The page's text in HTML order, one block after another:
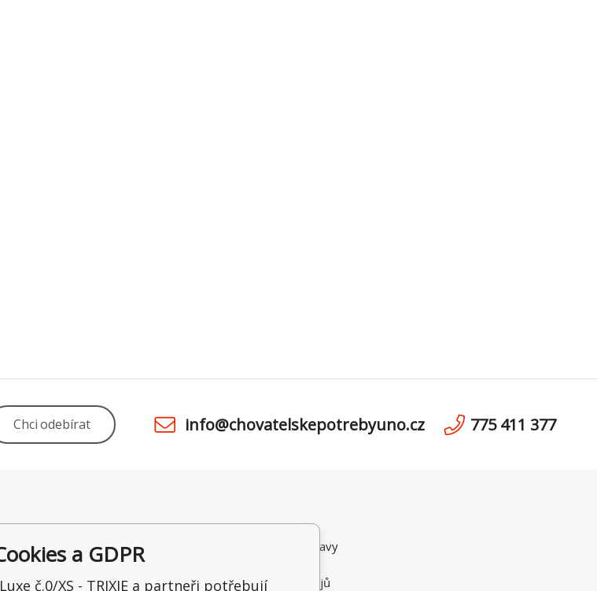
Chciodebírat info@chovatelskepotrebyuno.cz 775 411 377
Odstoupení od smlouvy
Kamenná prodejna
Reklamace
Recenze
Obchodní podmínky
Ceny a možnosti dopravy
Ochrana osobních údajů
a GDPR
č.0/XS - TRIXIE a partneři potřebují